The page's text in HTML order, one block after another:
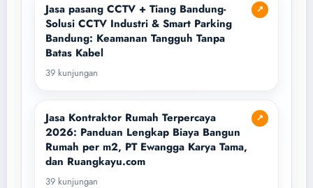
↗
Jasa pasang CCTV + Tiang Bandung-
Solusi CCTV Industri & Smart Parking
Bandung: Keamanan Tangguh Tanpa
Batas Kabel
39 kunjungan
↗
Jasa Kontraktor Rumah Terpercaya
2026: Panduan Lengkap Biaya Bangun
Rumah per m2, PT Ewangga Karya Tama,
dan Ruangkayu.com
39 kunjungan